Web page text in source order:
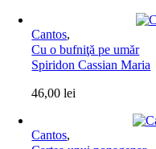
Cantos,
Cu o bufniţă pe umăr
Spiridon Cassian Maria
46,00lei
Cantos,